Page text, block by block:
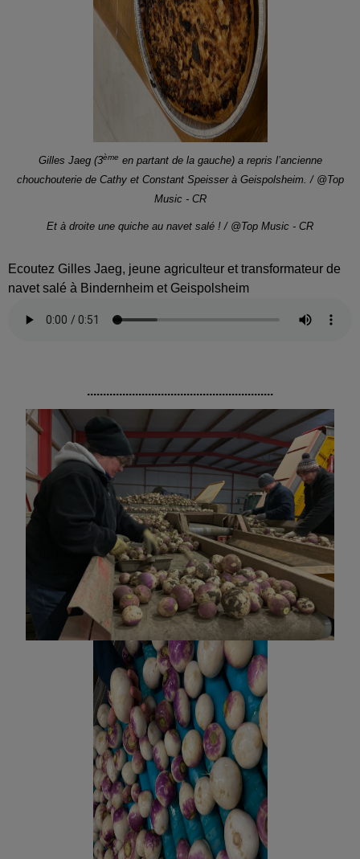
Gilles Jaeg (3ème en partant de la gauche) a repris l’ancienne
chouchouterie de Cathy et Constant Speisser à Geispolsheim. / @Top
Music - CR
Et à droite une quiche au navet salé ! / @Top Music - CR
Ecoutez Gilles Jaeg, jeune agriculteur et transformateur de
navet salé à Bindernheim et Geispolsheim
..........................................................